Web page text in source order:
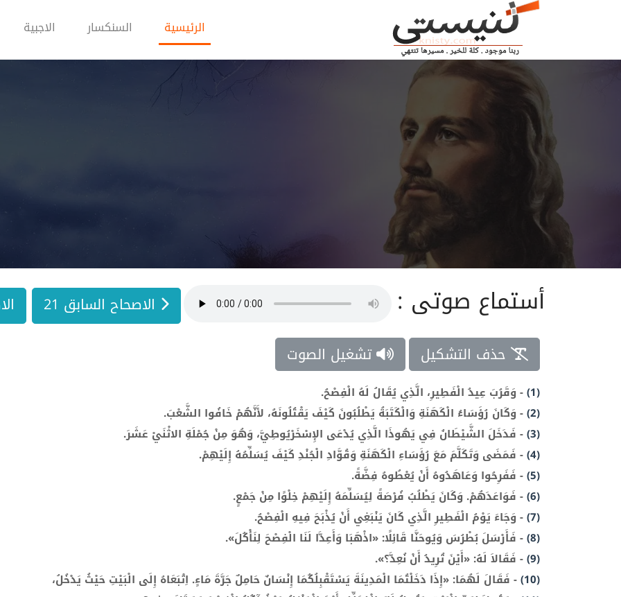
الرئيسية
(current) السنكسار الاجبية
أستماع صوتى : الاصحاح السابق 21
حذف التشكيل
تشغيل الصوت
(1)
- وَقَرُبَ عِيدُ الْفَطِيرِ، الَّذِي يُقَالُ لَهُ الْفِصْحُ.
(2)
- وَكَانَ رُؤَسَاءُ الْكَهَنَةِ وَالْكَتَبَةُ يَطْلُبُونَ كَيْفَ يَقْتُلُونَهُ، لأَنَّهُمْ خَافُوا الشَّعْبَ.
(3)
- فَدَخَلَ الشَّيْطَانُ فِي يَهُوذَا الَّذِي يُدْعَى الإِسْخَرْيُوطِيَّ، وَهُوَ مِنْ جُمْلَةِ الاثْنَيْ عَشَرَ.
(4)
- فَمَضَى وَتَكَلَّمَ مَعَ رُؤَسَاءِ الْكَهَنَةِ وَقُوَّادِ الْجُنْدِ كَيْفَ يُسَلِّمُهُ إِلَيْهِمْ.
(5)
- فَفَرِحُوا وَعَاهَدُوهُ أَنْ يُعْطُوهُ فِضَّةً.
(6)
- فَوَاعَدَهُمْ. وَكَانَ يَطْلُبُ فُرْصَةً لِيُسَلِّمَهُ إِلَيْهِمْ خِلْوًا مِنْ جَمْعٍ.
(7)
- وَجَاءَ يَوْمُ الْفَطِيرِ الَّذِي كَانَ يَنْبَغِي أَنْ يُذْبَحَ فِيهِ الْفِصْحُ.
(8)
- فَأَرْسَلَ بُطْرُسَ وَيُوحَنَّا قَائِلًا: «اذْهَبَا وَأَعِدَّا لَنَا الْفِصْحَ لِنَأْكُلَ».
(9)
- فَقَالاَ لَهُ: «أَيْنَ تُرِيدُ أَنْ نُعِدَّ؟».
(10)
- فَقَالَ لَهُمَا: «إِذَا دَخَلْتُمَا الْمَدِينَةَ يَسْتَقْبِلُكُمَا إِنْسَانٌ حَامِلٌ جَرَّةَ مَاءٍ. اِتْبَعَاهُ إِلَى الْبَيْتِ حَيْثُ يَدْخُلُ،